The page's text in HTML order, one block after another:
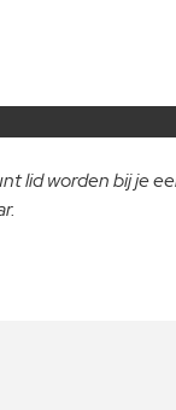
lid worden bij je